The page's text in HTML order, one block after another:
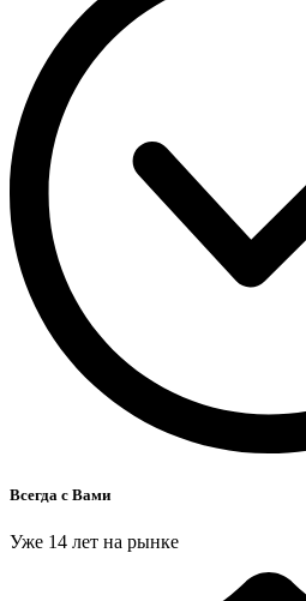
Всегда с Вами
Уже 14 лет на рынке